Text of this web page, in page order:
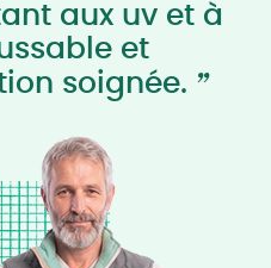
aux uv et à
et
soignée. ”